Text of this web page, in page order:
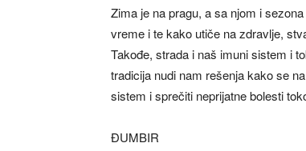
Zima je na pragu, a sa njom i
vreme i te kako utiče na zdravlje,
Takođe, strada i naš imuni sistem i
tradicija nudi nam rešenja kako se
sistem i sprečiti neprijatne bolesti
ĐUMBIR